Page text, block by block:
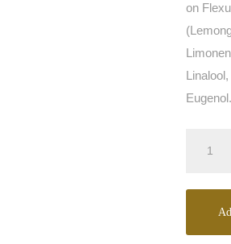
on
Eugenol.
Shampoo
quantity